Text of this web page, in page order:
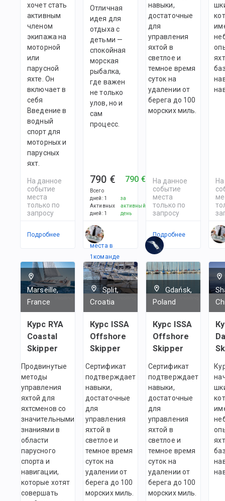
хочет стать
активным
членом
экипажа на
моторной
или
парусной
яхте. Он
включает в
себя
Введение в
водный
спорт для
моторных и
парусных
яхт.
На данное
событие
места
только по
запросу
Подробнее
Отличная
идея для
отдыха с
детьми —
спокойная
морская
рыбалка,
где важен
не только
улов, но и
сам
процесс.
790 €
Всего
дней: 1
Активных
дней: 1
790 €
за
активный
день
Есть
места в
1командe
навыки,
достаточные
для
управления
яхтой в
светлое и
темное время
суток на
удалении от
берега до 100
морских миль.
На данное
событие
места
только по
запросу
Подробнее
Marseille,
France
Курс RYA
Coastal
Skipper
Продвинутые
методы
управления
яхтой для
яхтсменов со
значительными
знаниями в
области
парусного
спорта и
навигации,
которые хотят
совершать
Split,
Croatia
Курс ISSA
Offshore
Skipper
Сертификат
подтверждает
навыки,
достаточные
для
управления
яхтой в
светлое и
темное время
суток на
удалении от
берега до 100
морских миль.
Gdańsk,
Poland
Курс ISSA
Offshore
Skipper
Сертификат
подтверждает
навыки,
достаточные
для
управления
яхтой в
светлое и
темное время
суток на
удалении от
берега до 100
морских миль.